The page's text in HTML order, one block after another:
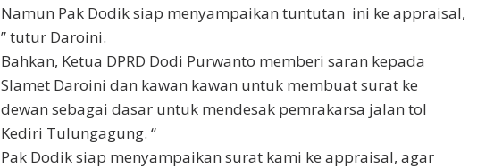
Namun Pak Dodik siap menyampaikan tuntutan ini ke appraisal,
” tutur Daroini.
Bahkan, Ketua DPRD Dodi Purwanto memberi saran kepada
Slamet Daroini dan kawan kawan untuk membuat surat ke
dewan sebagai dasar untuk mendesak pemrakarsa jalan tol
Kediri Tulungagung. “
Pak Dodik siap menyampaikan surat kami ke appraisal, agar